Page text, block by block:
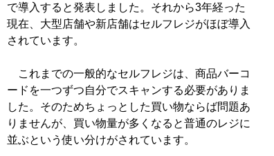
で導入すると発表しました。それから3年経った
現在、大型店舗や新店舗はセルフレジがほぼ導入
されています。
これまでの一般的なセルフレジは、商品バーコ
ードを一つずつ自分でスキャンする必要がありま
した。そのためちょっとした買い物ならば問題あ
りませんが、買い物量が多くなると普通のレジに
並ぶという使い分けがされています。